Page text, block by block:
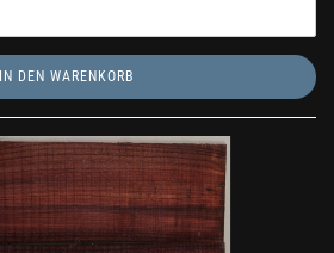
IN DEN WARENKORB